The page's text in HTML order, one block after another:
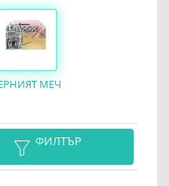
МЕЧ
ФИЛТЪР